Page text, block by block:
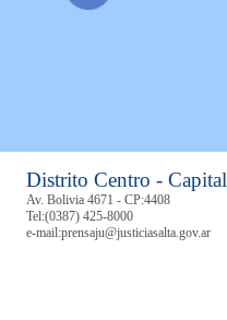
Distrito Centro - Capital
Av. Bolivia 4671 - CP:4408
Tel:(0387) 425-8000
e-mail:prensaju@justiciasalta.gov.ar